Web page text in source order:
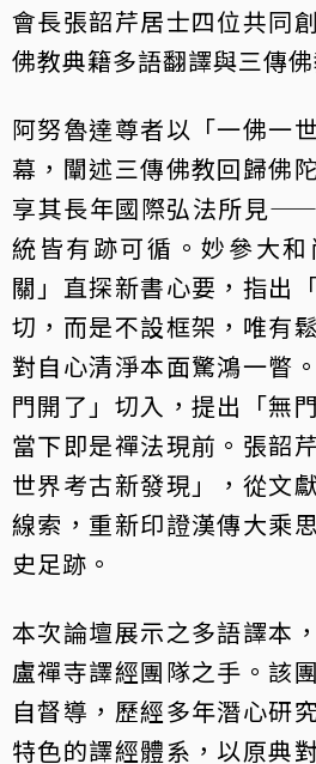
會長張韶芹居士四位共同
佛教典籍多語翻譯與三傳
阿努魯達尊者以「一佛一
幕，闡述三傳佛教回歸佛
享其長年國際弘法所見
統皆有跡可循。妙參大
關」直探新書心要，指出
切，而是不設框架，唯有
對自心清淨本面驚鴻一瞥
門開了」切入，提出「無
當下即是禪法現前。張韶
世界考古新發現」，從文
線索，重新印證漢傳大乘
史足跡。
本次論壇展示之多語譯本
盧禪寺譯經團隊之手。該
自督導，歷經多年潛心研
特色的譯經體系，以原典